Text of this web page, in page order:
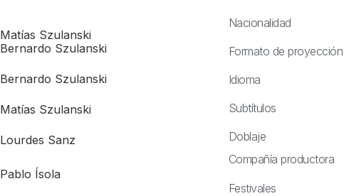
Matías Szulanski
Bernardo Szulanski
Bernardo Szulanski
Matías Szulanski
Lourdes Sanz
Pablo Ísola
Nacionalidad
Formato de proyección
Idioma
Subtítulos
Doblaje
Compañía productora
Festivales